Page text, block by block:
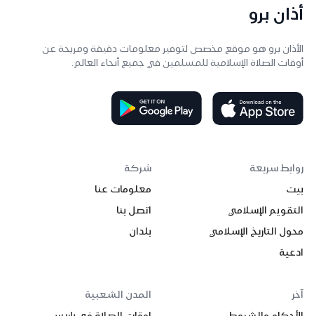
أذان برو
الأذان برو هو موقع مخصص لتوفير معلومات دقيقة ومريحة عن
أوقات الصلاة الإسلامية للمسلمين في جميع أنحاء العالم.
روابط سريعة
بيت
التقويم الإسلامي
محول التاريخ الإسلامي
ادعية
شركة
معلومات عنا
اتصل بنا
بلدان
آخر
المدن الشعبية